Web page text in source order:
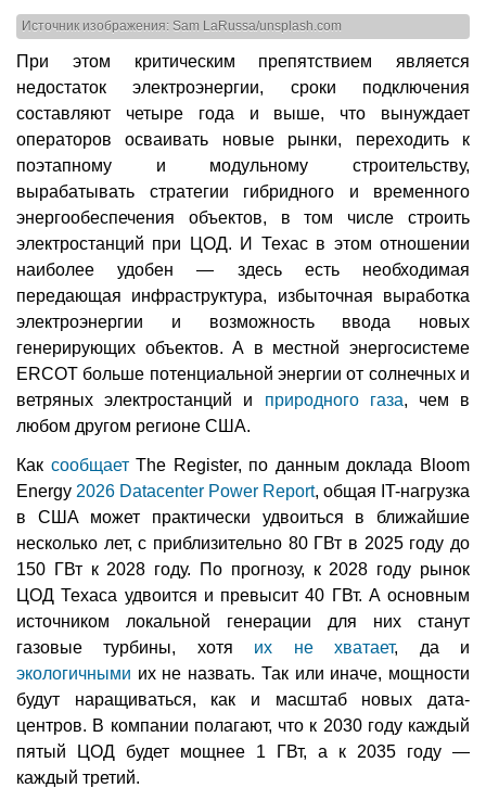
Источник изображения: Sam LaRussa/unsplash.com
При этом критическим препятствием является
недостаток электроэнергии, сроки подключения
составляют четыре года и выше, что вынуждает
операторов осваивать новые рынки, переходить к
поэтапному и модульному строительству,
вырабатывать стратегии гибридного и временного
энергообеспечения объектов, в том числе строить
электростанций при ЦОД. И Техас в этом отношении
наиболее удобен — здесь есть необходимая
передающая инфраструктура, избыточная выработка
электроэнергии и возможность ввода новых
генерирующих объектов. А в местной энергосистеме
ERCOT больше потенциальной энергии от солнечных и
ветряных электростанций и природного газа, чем в
любом другом регионе США.
Как сообщаетThe Register, по данным доклада Bloom
Energy 2026 Datacenter Power Report, общая IT-нагрузка
в США может практически удвоиться в ближайшие
несколько лет, с приблизительно 80 ГВт в 2025 году до
150 ГВт к 2028 году. По прогнозу, к 2028 году рынок
ЦОД Техаса удвоится и превысит 40 ГВт. А основным
источником локальной генерации для них станут
газовые турбины, хотя их не хватает, да и
экологичными их не назвать. Так или иначе, мощности
будут наращиваться, как и масштаб новых дата-
центров. В компании полагают, что к 2030 году каждый
пятый ЦОД будет мощнее 1 ГВт, а к 2035 году —
каждый третий.